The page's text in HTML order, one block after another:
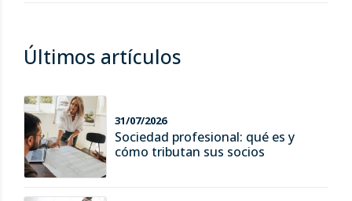
Últimos artículos
31/07/2026
Sociedad profesional: qué es y
cómo tributan sus socios